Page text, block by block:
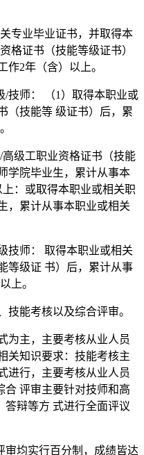
专业毕业证书，并取得本
格证书（技能等级证书）
作2年（含）以上。
技师： （1）取得本职业或
（技能等 级证书）后，累
高级工职业资格证书（技能
学院毕业生，累计从事本
：或取得本职业或相关职
，累计从事本职业或相关
技师： 取得本职业或相关
等级证 书）后，累计从事
上。
技能考核以及综合评审。
为主，主要考核从业人员
关知识要求：技能考核主
进行，主要考核从业人员
合 评审主要针对技师和高
答辩等方 式进行全面评议
审均实行百分制，成绩皆达